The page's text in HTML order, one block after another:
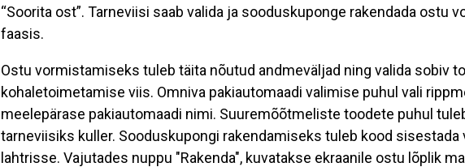
“Soorita ost”. Tarneviisi saab valida ja sooduskuponge rakendada ostu
faasis.
Ostu vormistamiseks tuleb täita nõutud andmeväljad ning valida sobiv
kohaletoimetamise viis. Omniva pakiautomaadi valimise puhul vali
meelepärase pakiautomaadi nimi. Suuremõõtmeliste toodete puhul
tarneviisiks kuller. Sooduskupongi rakendamiseks tuleb kood sisestada
lahtrisse. Vajutades nuppu "Rakenda", kuvatakse ekraanile ostu lõplik